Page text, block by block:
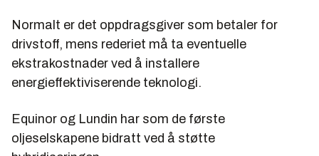
Normalt er det oppdragsgiver som betaler for
drivstoff, mens rederiet må ta eventuelle
ekstrakostnader ved å installere
energieffektiviserende teknologi.
Equinor og Lundin har som de første
oljeselskapene bidratt ved å støtte